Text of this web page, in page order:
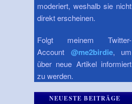
moderiert, weshalb sie nicht
direkt erscheinen.
Folgt meinem Twitter-
Account @me2birdie, um
über neue Artikel informiert
zu werden.
NEUESTE BEITRÄGE